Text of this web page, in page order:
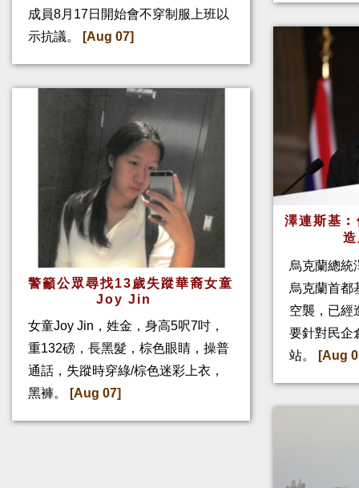
成員8月17日開始會不穿制服上班以
示抗議。
[Aug 07]
警籲公眾尋找13歲失蹤華裔女童
Joy Jin
女童Joy Jin，姓金，身高5呎7吋，
重132磅，長黑髮，棕色眼睛，操普
通話，失蹤時穿綠/棕色迷彩上衣，
黑褲。
[Aug 07]
澤連斯基
烏克蘭總統
烏克蘭首都
空襲，已經
要針對民企
站。
[Aug